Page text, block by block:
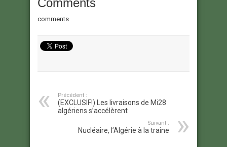
Comments
comments
Précédent :
(EXCLUSIF!) Les livraisons de Mi28
algériens s’accélèrent
Suivant :
Nucléaire, l’Algérie à la traine